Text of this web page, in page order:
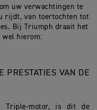
uw verwachtingen te
rijdt, van toertochten tot
Bij Triumph draait het
wel hierom:
PRESTATIES VAN DE
Triple-motor, is dit de